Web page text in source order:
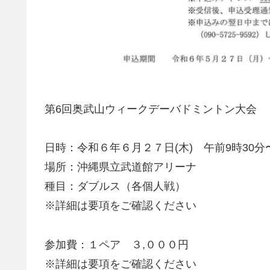
第6回奥武山ウィークデーバドミントン大会
日時：令和６年６月２７日(木) 午前9時30分
場所：沖縄県立武道館アリーナ
種目：ダブルス（各個人戦）
※詳細は要項をご確認ください
参加費：１ペア ３,０００円
※詳細は要項をご確認ください